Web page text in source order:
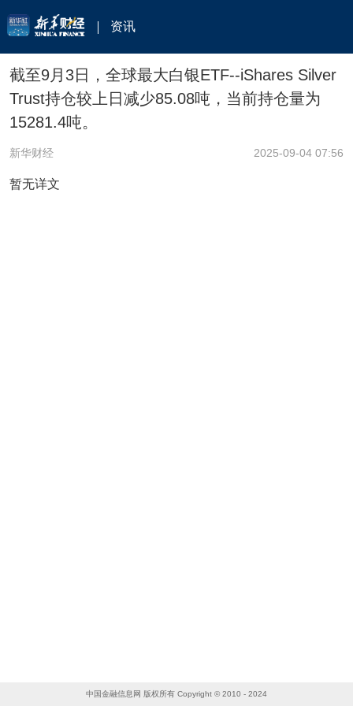
资讯
截至9月3日，全球最大白银ETF--iShares Silver
Trust持仓较上日减少85.08吨，当前持仓量为
15281.4吨。
新华财经 2025-09-04 07:56
暂无详文
中国金融信息网 版权所有 Copyright © 2010 - 2024